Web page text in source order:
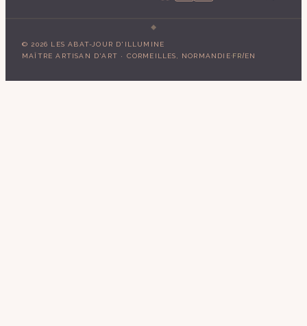
© 2026 LES ABAT-JOUR D'ILLUMINE
MAÎTRE ARTISAN D'ART · CORMEILLES, NORMANDIE·FR/EN